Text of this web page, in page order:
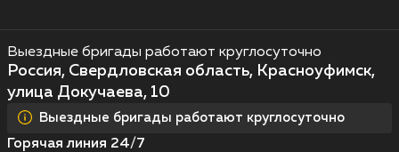
Выездные бригады работают круглосуточно
Россия, Свердловская область, Красноуфимск,
улица Докучаева, 10
Выездные бригады работают круглосуточно
Горячая линия 24/7